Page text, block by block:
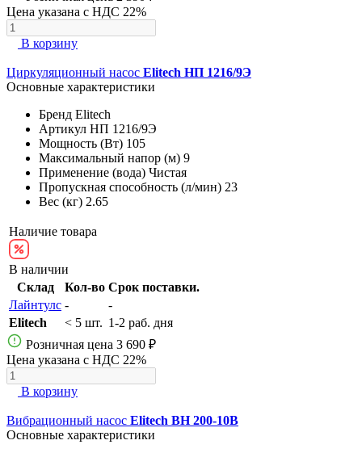
Цена указана с НДС 22%
В корзину
Циркуляционный насос Elitech НП 1216/9Э
Основные характеристики
Бренд Elitech
Артикул НП 1216/9Э
Мощность (Вт) 105
Максимальный напор (м) 9
Применение (вода) Чистая
Пропускная способность (л/мин) 23
Вес (кг) 2.65
Наличие товара
В наличии
Склад
Кол-во Срок поставки.
Лайнтулс -
-
Elitech
< 5 шт. 1-2 раб. дня
Розничная цена 3 690 ₽
Цена указана с НДС 22%
В корзину
Вибрационный насос Elitech ВН 200-10В
Основные характеристики